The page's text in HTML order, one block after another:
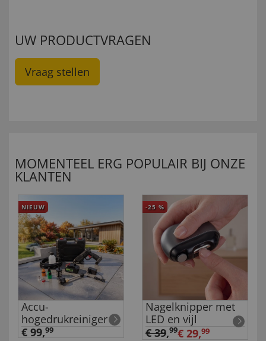
UW PRODUCTVRAGEN
Vraag stellen
MOMENTEEL ERG POPULAIR BIJ ONZE
KLANTEN
NIEUW
Accu-
hogedrukreiniger
€ 99,99
-25 %
Nagelknipper met
LED en vijl
€ 39,99€ 29,99